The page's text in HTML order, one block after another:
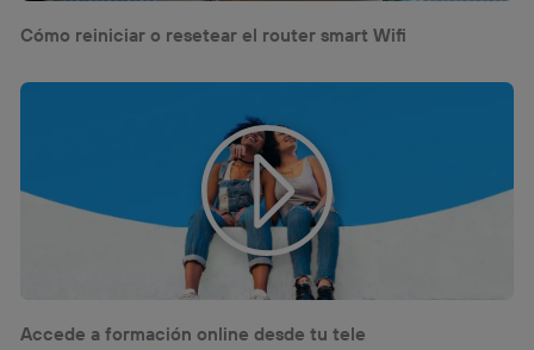
Cómo reiniciar o resetear el router smart Wifi
Accede a formación online desde tu tele